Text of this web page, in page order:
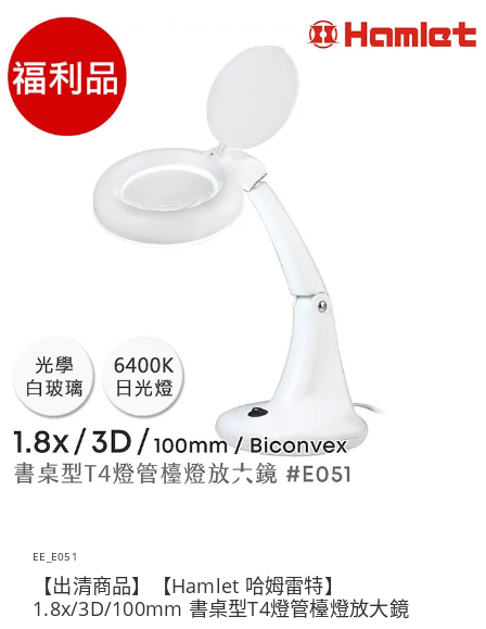
EE_E051
【出清商品】【Hamlet 哈姆雷特】
1.8x/3D/100mm 書桌型T4燈管檯燈放大鏡